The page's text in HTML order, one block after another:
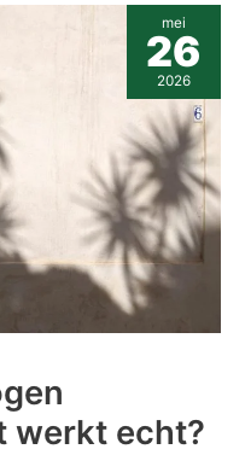
werkt echt?
mei
26
2026